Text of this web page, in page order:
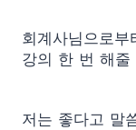
회계사님으로
강의 한 번 해줄
저는 좋다고 말